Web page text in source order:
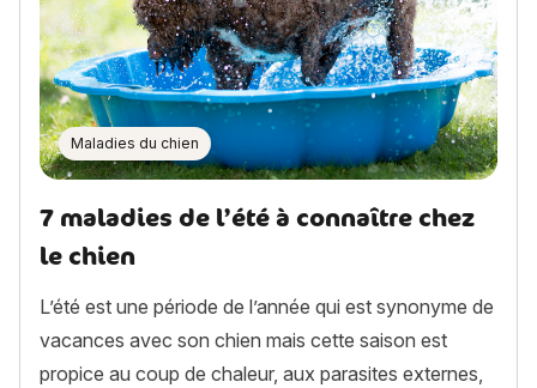
Maladies du chien
7 maladies de l’été à connaître chez
le chien
L’été est une période de l’année qui est synonyme de
vacances avec son chien mais cette saison est
propice au coup de chaleur, aux parasites externes,